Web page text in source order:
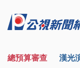
總預算審查 漢光